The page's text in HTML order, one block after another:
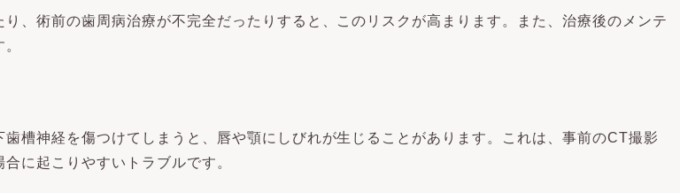
、術前の歯周病治療が不完全だったりすると、このリスクが高まります。また、治療後のメンテ
槽神経を傷つけてしまうと、唇や顎にしびれが生じることがあります。これは、事前のCT撮影
に起こりやすいトラブルです。